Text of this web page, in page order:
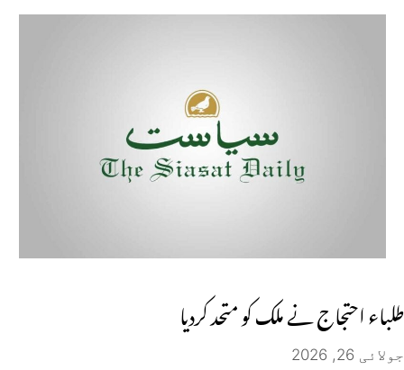
طلباء احتجاج نے ملک کو متحد کردیا
جولائی 26, 2026